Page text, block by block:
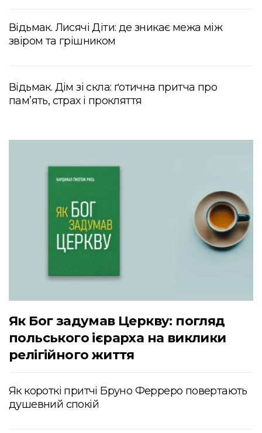
Відьмак. Лисячі Діти: де зникає межа між
звіром та грішником
Відьмак. Дім зі скла: ґотична притча про
пам’ять, страх і прокляття
Як Бог задумав Церкву: погляд
польського ієрарха на виклики
релігійного життя
Як короткі притчі Бруно Ферреро повертають
душевний спокій